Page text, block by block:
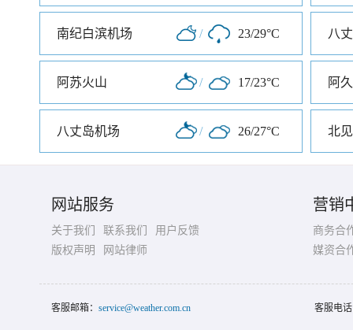
南纪白滨机场 / 23/29°C 八
阿苏火山 / 17/23°C 阿
八丈岛机场 / 26/27°C 北
网站服务
关于我们 联系我们
用户反馈
版权声明
网站律师
营销
商务合
媒资合
客服邮箱： service@weather.com.cn 客服电